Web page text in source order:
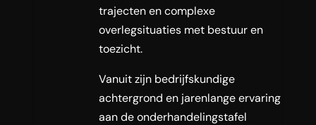
trajecten en complexe
overlegsituaties met bestuur en
toezicht.
Vanuit zijn bedrijfskundige
achtergrond en jarenlange ervaring
aan de onderhandelingstafel